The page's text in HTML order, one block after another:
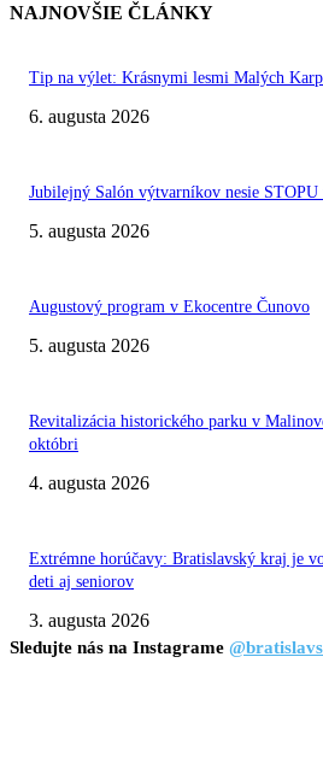
NAJNOVŠIE ČLÁNKY
Tip na výlet: Krásnymi lesmi Malých
6. augusta 2026
Jubilejný Salón výtvarníkov nesie
5. augusta 2026
Augustový program v Ekocentre Čunovo
5. augusta 2026
Revitalizácia historického parku v
októbri
4. augusta 2026
Extrémne horúčavy: Bratislavský kraj je
deti aj seniorov
3. augusta 2026
Sledujte nás na Instagrame